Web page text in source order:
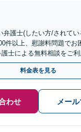
弁護士(したい方/されて
件以上、慰謝料問題でお
士による無料相談をご
対応】
料金表を見る
わせ メー